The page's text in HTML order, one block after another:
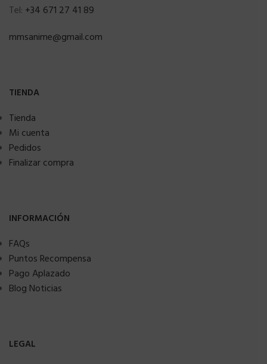
Tel: +34 671 27 41 89
mmsanime@gmail.com
TIENDA
Tienda
Mi cuenta
Pedidos
Finalizar compra
INFORMACIÓN
FAQs
Puntos Recompensa
Pago Aplazado
Blog Noticias
LEGAL